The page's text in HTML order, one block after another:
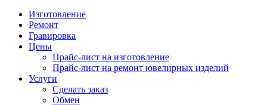
Изготовление
Ремонт
Гравировка
Цены
Прайс-лист на изготовление
Прайс-лист на ремонт ювелирных изделий
Услуги
Сделать заказ
Обмен